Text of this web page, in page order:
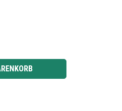
Schaltflächen um die Anzahl zu